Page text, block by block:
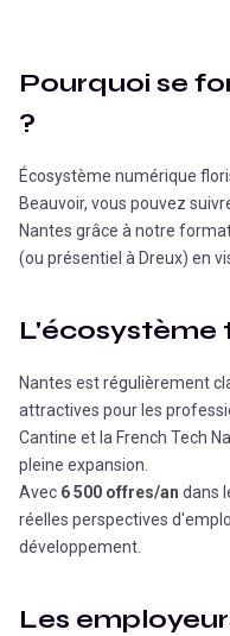
Pourquoi se
?
Écosystème numérique
Beauvoir, vous pouvez
Nantes grâce à notre
(ou présentiel à Dreux) en
L'écosystème
Nantes est régulièrement
attractives pour les
Cantine et la French Tech
pleine expansion.
Avec 6 500 offres/an dans
réelles perspectives
développement.
Les